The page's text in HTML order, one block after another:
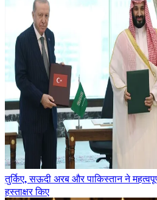
तुर्किए, सऊदी अरब और पाकिस्तान ने
हस्ताक्षर किए